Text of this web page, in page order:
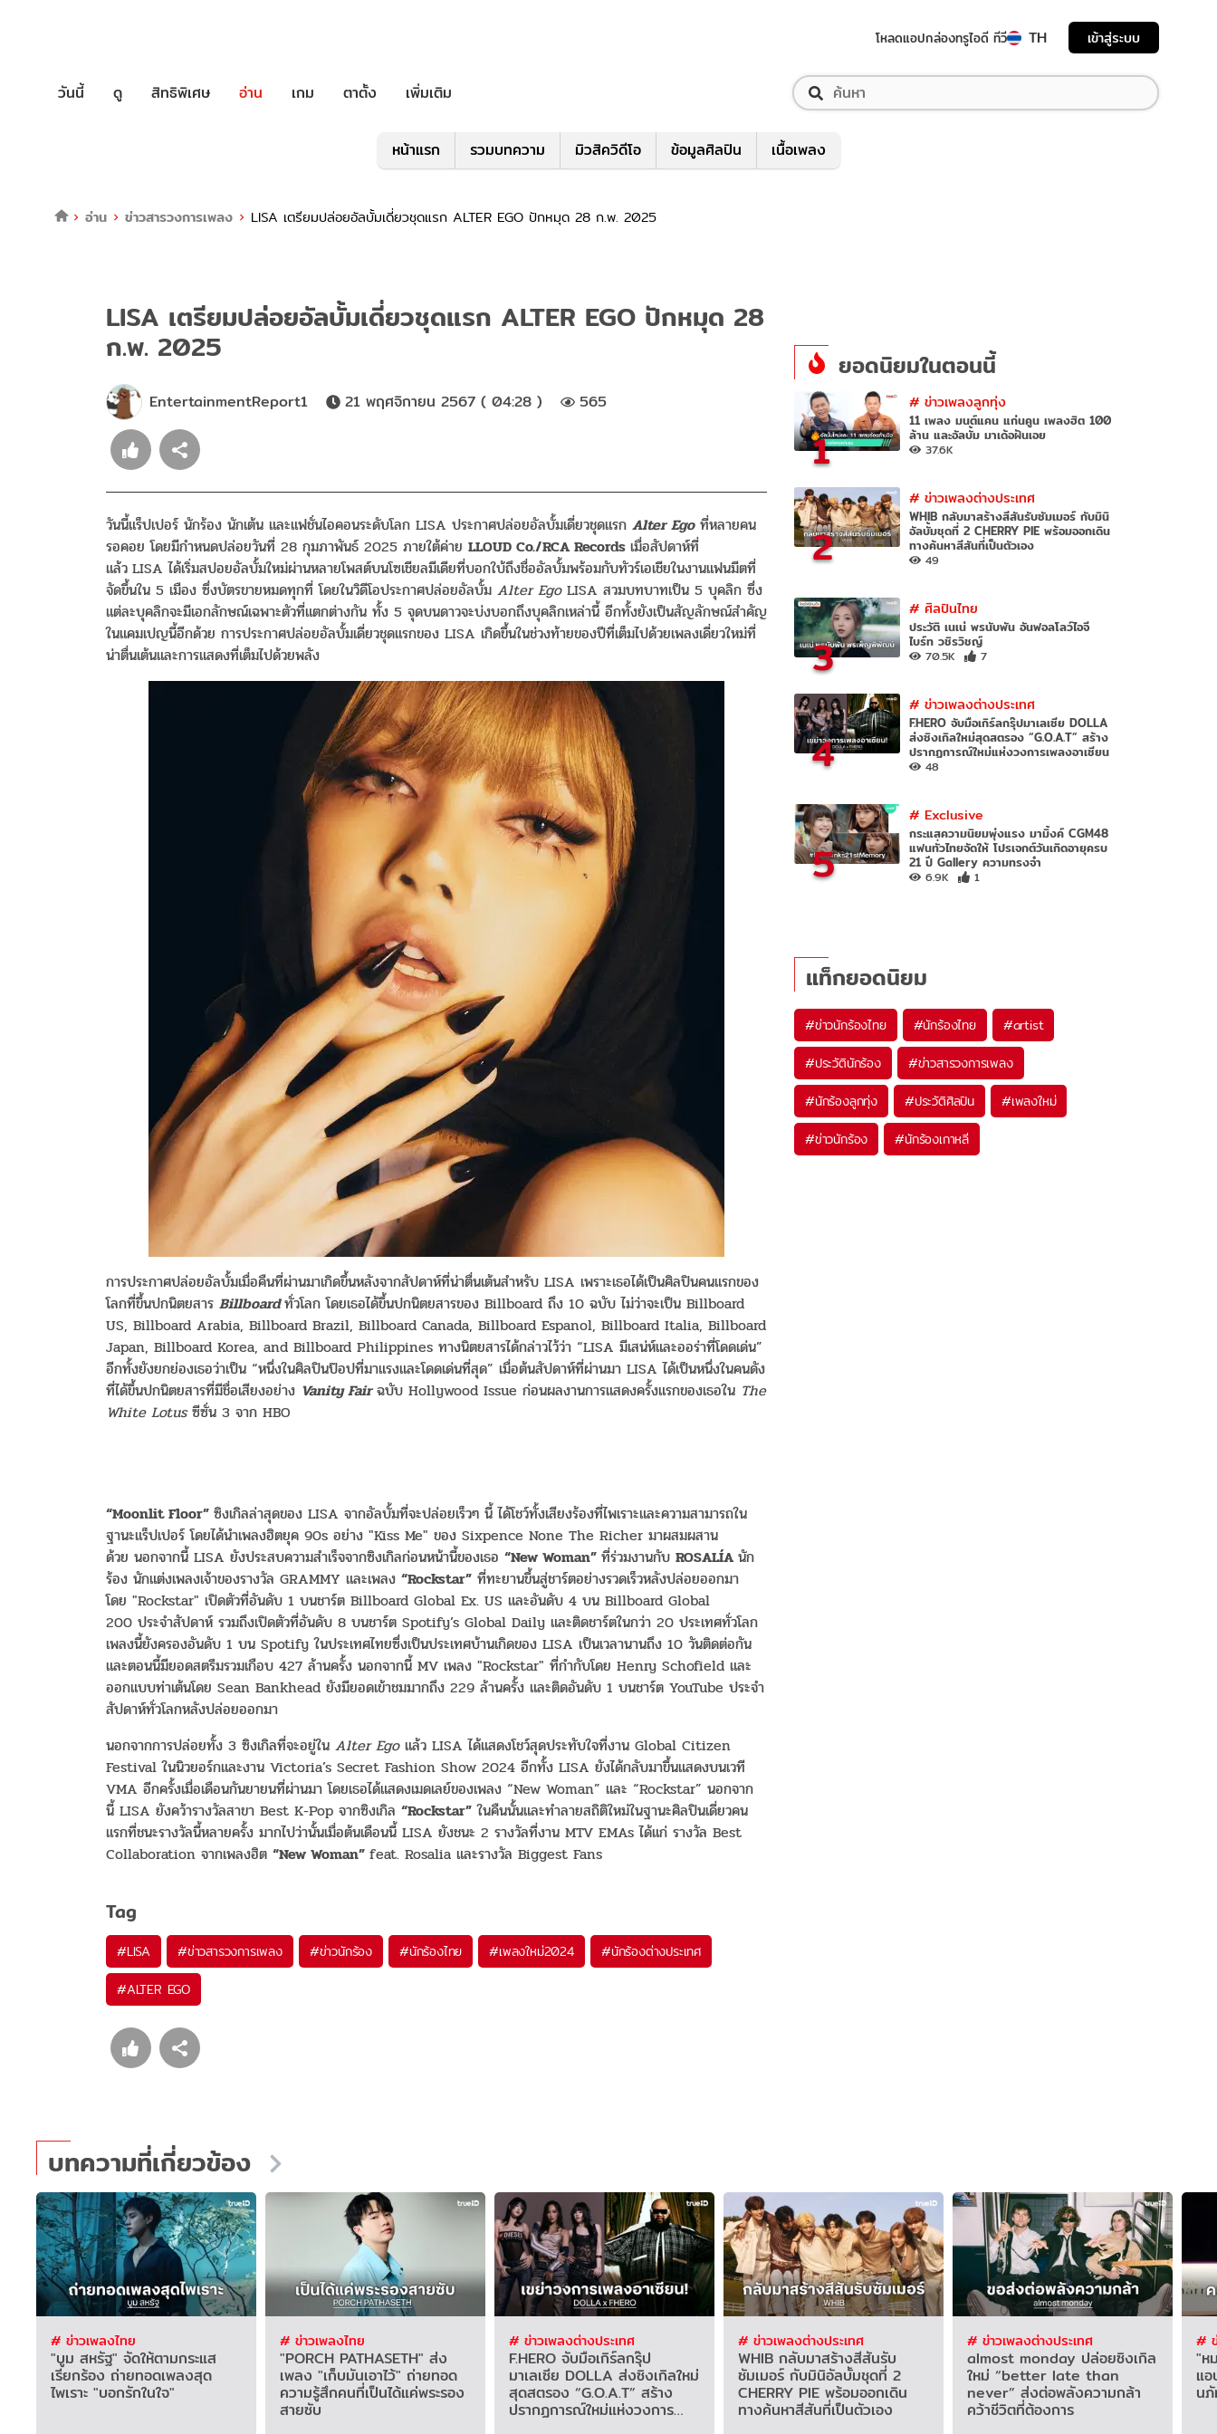
โหลดแอปกล่องทรูไอดี ทีวี TH เข้าสู่ระบบ
วันนี้ ดู สิทธิพิเศษ อ่าน เกม ตาตั้ง เพิ่มเติม
หน้าแรก รวมบทความ มิวสิควิดีโอ ข้อมูลศิลปิน เนื้อเพลง
อ่าน ข่าวสารวงการเพลง LISA เตรียมปล่อยอัลบั้มเดี่ยวชุดแรก ALTER EGO ปักหมุด 28 ก.พ. 2025
LISA เตรียมปล่อยอัลบั้มเดี่ยวชุดแรก ALTER EGO ปักหมุด 28
ก.พ. 2025
EntertainmentReport1 21 พฤศจิกายน 2567 ( 04:28 ) 565
วันนี้แร็ปเปอร์ นักร้อง นักเต้น และแฟชั่นไอคอนระดับโลก LISA ประกาศปล่อยอัลบั้มเดี่ยวชุดแรก Alter Egoที่หลายคน
รอคอย โดยมีกำหนดปล่อยวันที่ 28 กุมภาพันธ์ 2025 ภายใต้ค่าย LLOUD Co./RCA Records เมื่อสัปดาห์ที่
แล้ว LISA ได้เริ่มสปอยอัลบั้มใหม่ผ่านหลายโพสต์บนโซเชียลมีเดียที่บอกใบ้ถึงชื่ออัลบั้มพร้อมกับทัวร์เอเชียในงานแฟนมีตที่
จัดขึ้นใน 5 เมือง ซึ่งบัตรขายหมดทุกที่ โดยในวิดีโอประกาศปล่อยอัลบั้ม Alter EgoLISA สวมบทบาทเป็น 5 บุคลิก ซึ่ง
แต่ละบุคลิกจะมีเอกลักษณ์เฉพาะตัวที่แตกต่างกัน ทั้ง 5 จุดบนดาวจะบ่งบอกถึงบุคลิกเหล่านี้ อีกทั้งยังเป็นสัญลักษณ์สำคัญ
ในแคมเปญนี้อีกด้วย การประกาศปล่อยอัลบั้มเดี่ยวชุดแรกของ LISA เกิดขึ้นในช่วงท้ายของปีที่เต็มไปด้วยเพลงเดี่ยวใหม่ที่
น่าตื่นเต้นและการแสดงที่เต็มไปด้วยพลัง
การประกาศปล่อยอัลบั้มเมื่อคืนที่ผ่านมาเกิดขึ้นหลังจากสัปดาห์ที่น่าตื่นเต้นสำหรับ LISA เพราะเธอได้เป็นศิลปินคนแรกของ
โลกที่ขึ้นปกนิตยสาร Billboardทั่วโลก โดยเธอได้ขึ้นปกนิตยสารของ Billboard ถึง 10 ฉบับ ไม่ว่าจะเป็น Billboard
US, Billboard Arabia, Billboard Brazil, Billboard Canada, Billboard Espanol, Billboard Italia, Billboard
Japan, Billboard Korea, and Billboard Philippines ทางนิตยสารได้กล่าวไว้ว่า “LISA มีเสน่ห์และออร่าที่โดดเด่น”
อีกทั้งยังยกย่องเธอว่าเป็น “หนึ่งในศิลปินป๊อปที่มาแรงและโดดเด่นที่สุด” เมื่อต้นสัปดาห์ที่ผ่านมา LISA ได้เป็นหนึ่งในคนดัง
ที่ได้ขึ้นปกนิตยสารที่มีชื่อเสียงอย่าง Vanity Fairฉบับ Hollywood Issue ก่อนผลงานการแสดงครั้งแรกของเธอใน The
White Lotusซีซั่น 3 จาก HBO
“Moonlit Floor” ซิงเกิลล่าสุดของ LISA จากอัลบั้มที่จะปล่อยเร็วๆ นี้ ได้โชว์ทั้งเสียงร้องที่ไพเราะและความสามารถใน
ฐานะแร็ปเปอร์ โดยได้นำเพลงฮิตยุค 90s อย่าง "Kiss Me" ของ Sixpence None The Richer มาผสมผสาน
ด้วย นอกจากนี้ LISA ยังประสบความสำเร็จจากซิงเกิลก่อนหน้านี้ของเธอ “New Woman” ที่ร่วมงานกับ ROSALÍA นัก
ร้อง นักแต่งเพลงเจ้าของรางวัล GRAMMY และเพลง “Rockstar” ที่ทะยานขึ้นสู่ชาร์ตอย่างรวดเร็วหลังปล่อยออกมา
โดย "Rockstar" เปิดตัวที่อันดับ 1 บนชาร์ต Billboard Global Ex. US และอันดับ 4 บน Billboard Global
200 ประจำสัปดาห์ รวมถึงเปิดตัวที่อันดับ 8 บนชาร์ต Spotify’s Global Daily และติดชาร์ตในกว่า 20 ประเทศทั่วโลก
เพลงนี้ยังครองอันดับ 1 บน Spotify ในประเทศไทยซึ่งเป็นประเทศบ้านเกิดของ LISA เป็นเวลานานถึง 10 วันติดต่อกัน
และตอนนี้มียอดสตรีมรวมเกือบ 427 ล้านครั้ง นอกจากนี้ MV เพลง "Rockstar" ที่กำกับโดย Henry Schofield และ
ออกแบบท่าเต้นโดย Sean Bankhead ยังมียอดเข้าชมมากถึง 229 ล้านครั้ง และติดอันดับ 1 บนชาร์ต YouTube ประจำ
สัปดาห์ทั่วโลกหลังปล่อยออกมา
นอกจากการปล่อยทั้ง 3 ซิงเกิลที่จะอยู่ใน Alter Ego แล้ว LISA ได้แสดงโชว์สุดประทับใจที่งาน Global Citizen
Festival ในนิวยอร์กและงาน Victoria’s Secret Fashion Show 2024 อีกทั้ง LISA ยังได้กลับมาขึ้นแสดงบนเวที
VMA อีกครั้งเมื่อเดือนกันยายนที่ผ่านมา โดยเธอได้แสดงเมดเลย์ของเพลง “New Woman” และ “Rockstar” นอกจาก
นี้ LISA ยังคว้ารางวัลสาขา Best K-Pop จากซิงเกิล “Rockstar” ในคืนนั้นและทำลายสถิติใหม่ในฐานะศิลปินเดี่ยวคน
แรกที่ชนะรางวัลนี้หลายครั้ง มากไปว่านั้นเมื่อต้นเดือนนี้ LISA ยังชนะ 2 รางวัลที่งาน MTV EMAs ได้แก่ รางวัล Best
Collaboration จากเพลงฮิต “New Woman” feat. Rosalia และรางวัล Biggest Fans
Tag
#LISA #ข่าวสารวงการเพลง #ข่าวนักร้อง #นักร้องไทย #เพลงใหม่2024 #นักร้องต่างประเทศ
#ALTER EGO
ยอดนิยมในตอนนี้
1
# ข่าวเพลงลูกทุ่ง
11 เพลง มนต์แคน แก่นคูน เพลงฮิต 100
ล้าน และอัลบั้ม มาเด้อฝันเอย
37.6K
2
# ข่าวเพลงต่างประเทศ
WHIB กลับมาสร้างสีสันรับซัมเมอร์ กับมินิ
อัลบั้มชุดที่ 2 CHERRY PIE พร้อมออกเดิน
ทางค้นหาสีสันที่เป็นตัวเอง
49
3
# ศิลปินไทย
ประวัติ เนเน่ พรนับพัน อันฟอลโลว์ไอจี
ไบร์ท วชิรวิชญ์
70.5K 7
4
# ข่าวเพลงต่างประเทศ
F.HERO จับมือเกิร์ลกรุ๊ปมาเลเซีย DOLLA
ส่งซิงเกิลใหม่สุดสตรอง “G.O.A.T” สร้าง
ปรากฏการณ์ใหม่แห่งวงการเพลงอาเซียน
48
5
# Exclusive
กระแสความนิยมพุ่งแรง มามิ้งค์ CGM48
แฟนทั่วไทยจัดให้ โปรเจกต์วันเกิดอายุครบ
21 ปี Gallery ความทรงจำ
6.9K 1
แท็กยอดนิยม
#ข่าวนักร้องไทย #นักร้องไทย #artist
#ประวัตินักร้อง #ข่าวสารวงการเพลง
#นักร้องลูกทุ่ง #ประวัติศิลปิน #เพลงใหม่
#ข่าวนักร้อง #นักร้องเกาหลี
บทความที่เกี่ยวข้อง
# ข่าวเพลงไทย
"บูม สหรัฐ" จัดให้ตามกระแส
เรียกร้อง ถ่ายทอดเพลงสุด
ไพเราะ "บอกรักในใจ"
# ข่าวเพลงไทย
"PORCH PATHASETH" ส่ง
เพลง "เก็บมันเอาไว้" ถ่ายทอด
ความรู้สึกคนที่เป็นได้แค่พระรอง
สายซับ
# ข่าวเพลงต่างประเทศ
F.HERO จับมือเกิร์ลกรุ๊ป
มาเลเซีย DOLLA ส่งซิงเกิลใหม่
สุดสตรอง “G.O.A.T” สร้าง
ปรากฏการณ์ใหม่แห่งวงการ
# ข่าวเพลงต่างประเทศ
WHIB กลับมาสร้างสีสันรับ
ซัมเมอร์ กับมินิอัลบั้มชุดที่ 2
CHERRY PIE พร้อมออกเดิน
ทางค้นหาสีสันที่เป็นตัวเอง
# ข่าวเพลงต่างประเทศ
almost monday ปล่อยซิงเกิล
ใหม่ “better late than
never” ส่งต่อพลังความกล้า
คว้าชีวิตที่ต้องการ
#
"ห
แ
น